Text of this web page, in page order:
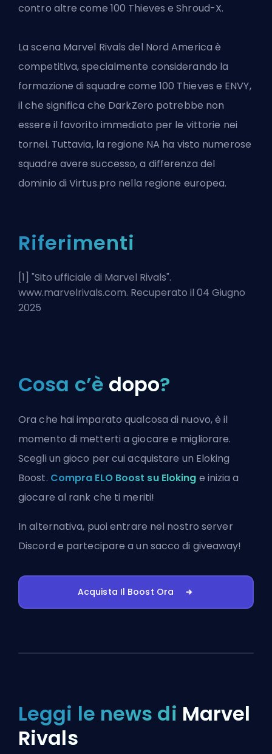
contro altre come 100 Thieves e Shroud-X.
La scena Marvel Rivals del Nord America è
competitiva, specialmente considerando la
formazione di squadre come 100 Thieves e ENVY,
il che significa che DarkZero potrebbe non
essere il favorito immediato per le vittorie nei
tornei. Tuttavia, la regione NA ha visto numerose
squadre avere successo, a differenza del
dominio di Virtus.pro nella regione europea.
Riferimenti
[1] "Sito ufficiale di Marvel Rivals".
www.marvelrivals.com. Recuperato il 04 Giugno
2025
Cosa c’è dopo?
Ora che hai imparato qualcosa di nuovo, è il
momento di metterti a giocare e migliorare.
Scegli un gioco per cui acquistare un Eloking
Boost. Compra ELO Boost su Eloking e inizia a
giocare al rank che ti meriti!
In alternativa, puoientrare nel nostro server
Discord e partecipare a un sacco di giveaway!
Acquista Il Boost Ora
Leggi le news di Marvel
Rivals